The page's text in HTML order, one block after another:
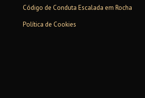
Código de Conduta Escalada em Rocha
Política de Cookies